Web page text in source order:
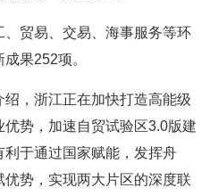
、贸易、交易、海事服务等环
果252项。
，浙江正在加快打造高能级
势，加速自贸试验区3.0版建
于通过国家赋能，发挥舟
势，实现两大片区的深度联